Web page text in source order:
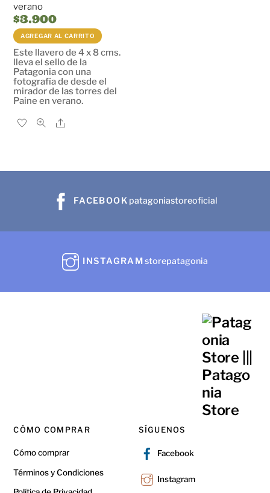
verano
$3.900
AGREGAR AL CARRITO
Este llavero de 4 x 8 cms.
lleva el sello de la
Patagonia con una
fotografía de desde el
mirador de las torres del
Paine en verano.
Share
FACEBOOK patagoniastoreoficial
INSTAGRAMstorepatagonia
CÓMO COMPRAR
Cómo comprar
Términos y Condiciones
SÍGUENOS
Facebook
Instagram